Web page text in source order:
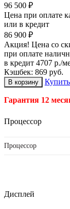
96 500 ₽
Цена при оплате
или в кредит
86 900 ₽
Акция! Цена со
при оплате
в кредит 4707 р./
Кэшбек: 869 руб.
Гарантия 12
Процессор
Процессор
Дисплей